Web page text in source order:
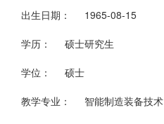
出生日期： 1965-08-15
学历： 硕士研究生
学位： 硕士
教学专业： 智能制造装备技术